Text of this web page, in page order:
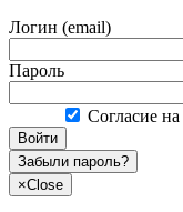
Логин (email)
Пароль
Согласие на
Войти
Забыли пароль?
×Close